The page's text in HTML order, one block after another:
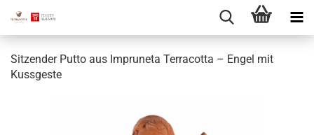
Sitzender Putto aus Impruneta Terracotta – Engel mit
Kussgeste